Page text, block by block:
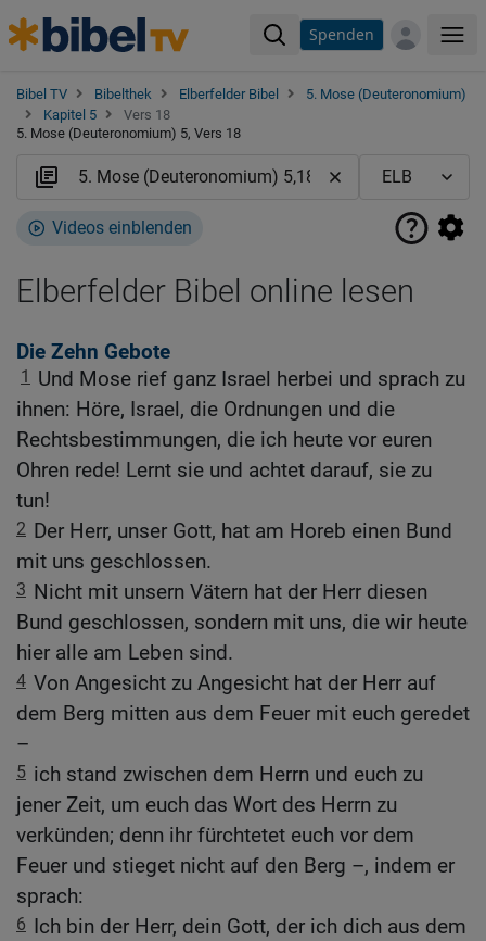
Spenden
Bibel TV Bibelthek Elberfelder Bibel
5. Mose (Deuteronomium)
Kapitel 5
Vers 18
5. Mose (Deuteronomium) 5, Vers 18
Videos einblenden
Elberfelder Bibel online lesen
Die Zehn Gebote
1
Und Mose rief ganz Israel herbei und sprach zu
ihnen: Höre, Israel, die Ordnungen und die
Rechtsbestimmungen, die ich heute vor euren
Ohren rede! Lernt sie und achtet darauf, sie zu
tun!
2 Der Herr, unser Gott, hat am Horeb einen Bund
mit uns geschlossen.
3 Nicht mit unsern Vätern hat der Herr diesen
Bund geschlossen, sondern mit uns, die wir heute
hier alle am Leben sind.
4 Von Angesicht zu Angesicht hat der Herr auf
dem Berg mitten aus dem Feuer mit euch geredet
–
5 ich stand zwischen dem Herrn und euch zu
jener Zeit, um euch das Wort des Herrn zu
verkünden; denn ihr fürchtetet euch vor dem
Feuer und stieget nicht auf den Berg –, indem er
sprach:
6 Ich bin der Herr, dein Gott, der ich dich aus dem